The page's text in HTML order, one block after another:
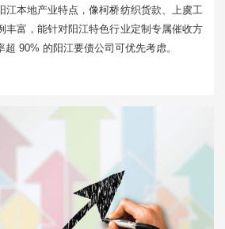
江本地产业特点，像柯桥纺织货款、上虞工
丰富，能针对阳江特色行业定制专属催收方
90% 的阳江要债公司可优先考虑。